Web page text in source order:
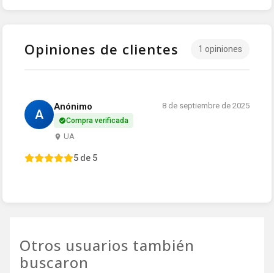
Opiniones de clientes 1 opiniones
A
Anónimo
Compra verificada
UA
8 de septiembre de 2025
5 de 5
Otros usuarios también
buscaron